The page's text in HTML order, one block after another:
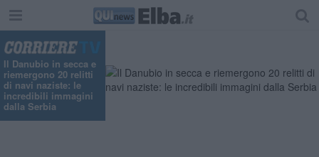
Il Danubio in secca e
riemergono 20 relitti
di navi naziste: le
incredibili immagini
dalla Serbia